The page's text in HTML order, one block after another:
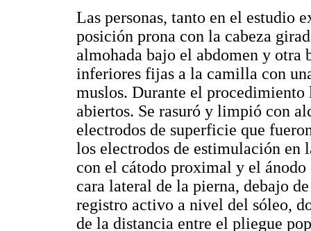
Las personas, tanto en el estudio
posición prona con la cabeza
almohada bajo el abdomen y otra
inferiores fijas a la camilla con
muslos. Durante el
abiertos. Se rasuró y limpió con
electrodos de superficie que
los electrodos de estimulación
con el cátodo proximal y el
cara lateral de la pierna, debajo
registro activo a nivel del sóleo,
de la distancia entre el pliegue